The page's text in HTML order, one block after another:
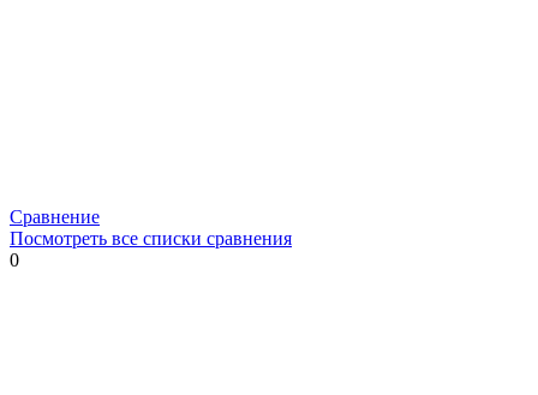
Сравнение
Посмотреть все списки сравнения
0